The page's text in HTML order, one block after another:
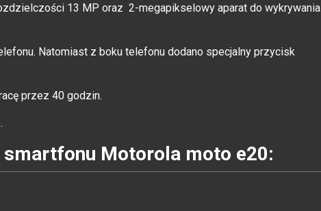
13 MP oraz 2-megapikselowy aparat do wykrywania
Natomiast z boku telefonu dodano specjalny przycisk
przez 40 godzin.
Motorola moto e20: